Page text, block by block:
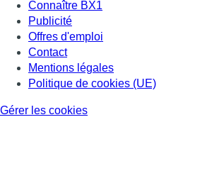
Connaître BX1
Publicité
Offres d'emploi
Contact
Mentions légales
Politique de cookies (UE)
Gérer les cookies